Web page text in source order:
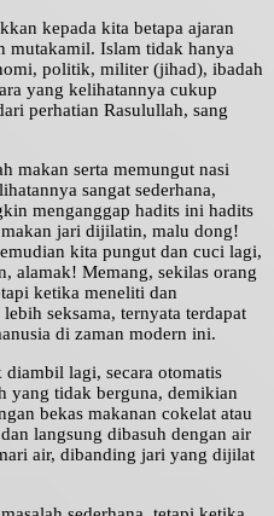
kepada kita betapa ajaran
mutakamil. Islam tidak hanya
politik, militer (jihad), ibadah
yang kelihatannya cukup
perhatian Rasulullah, sang
makan serta memungut nasi
sangat sederhana,
menganggap hadits ini hadits
makan jari dijilatin, malu dong!
kita pungut dan cuci lagi,
alamak! Memang, sekilas orang
ketika meneliti dan
seksama, ternyata terdapat
di zaman modern ini.
lagi, secara otomatis
yang tidak berguna, demikian
bekas makanan cokelat atau
langsung dibasuh dengan air
air, dibanding jari yang dijilat